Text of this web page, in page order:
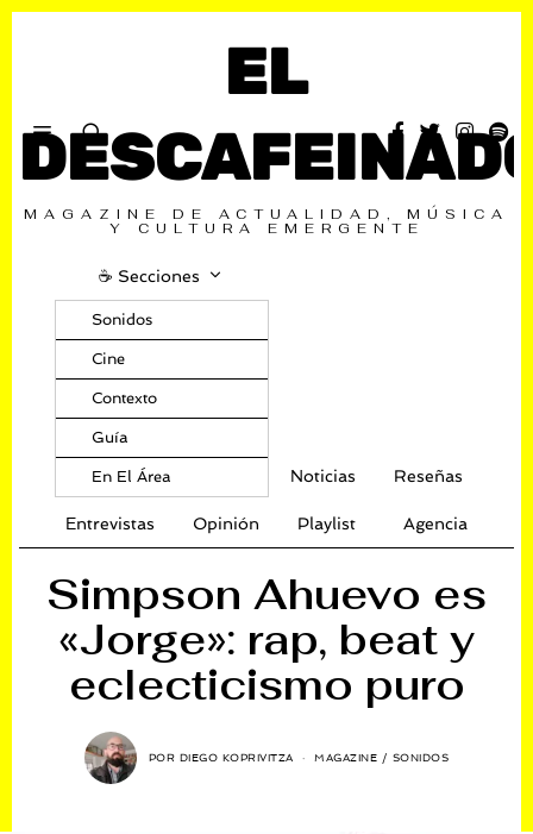
EL
MAGAZINE DE ACTUALIDAD, MÚSICA
Y CULTURA EMERGENTE
☕️ Secciones
Sonidos
Cine
Contexto
Guía
En El Área Noticias Reseñas
Entrevistas Opinión Playlist Agencia
Simpson Ahuevo es
«Jorge»: rap, beat y
eclecticismo puro
POR DIEGO KOPRIVITZA MAGAZINE / SONIDOS